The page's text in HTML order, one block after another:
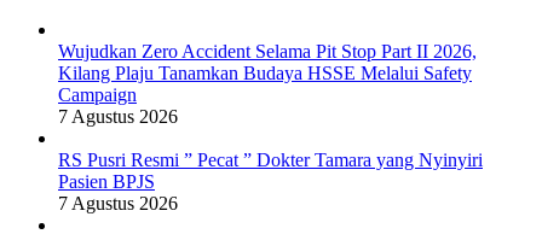
Wujudkan Zero Accident Selama Pit Stop Part II 2026,
Kilang Plaju Tanamkan Budaya HSSE Melalui Safety
Campaign
7 Agustus 2026
RS Pusri Resmi ” Pecat ” Dokter Tamara yang Nyinyiri
Pasien BPJS
7 Agustus 2026